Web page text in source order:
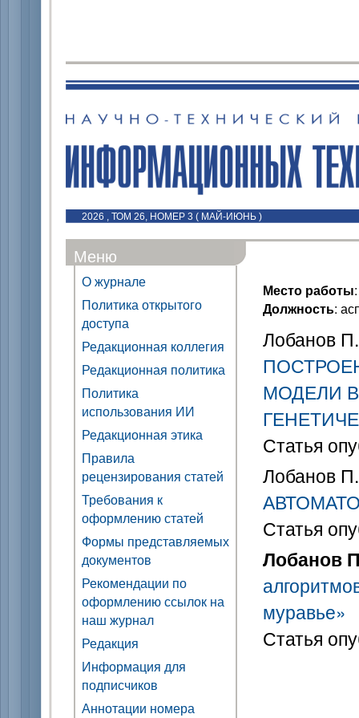
2026 , ТОМ 26, НОМЕР 3 ( МАЙ-ИЮНЬ )
Меню
О журнале
Политика открытого
доступа
Редакционная коллегия
Редакционная политика
Политика
использования ИИ
Редакционная этика
Правила
рецензирования статей
Требования к
оформлению статей
Формы представляемых
документов
Рекомендации по
оформлению ссылок на
наш журнал
Редакция
Информация для
подписчиков
Аннотации номера
Место работы
Должность:
Лобанов
МОДЕЛИ
Статья
Лобанов
Статья
Лобанов
муравье»
Статья